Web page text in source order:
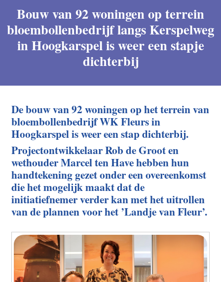
Bouw van 92 woningen op terrein
bloembollenbedrijf langs Kerspelweg
in Hoogkarspel is weer een stapje
dichterbij
De bouw van 92 woningen op het terrein van
bloembollenbedrijf WK Fleurs in
Hoogkarspel is weer een stap dichterbij.
Projectontwikkelaar Rob de Groot en
wethouder Marcel ten Have hebben hun
handtekening gezet onder een overeenkomst
die het mogelijk maakt dat de
initiatiefnemer verder kan met het uitrollen
van de plannen voor het ’Landje van Fleur’.